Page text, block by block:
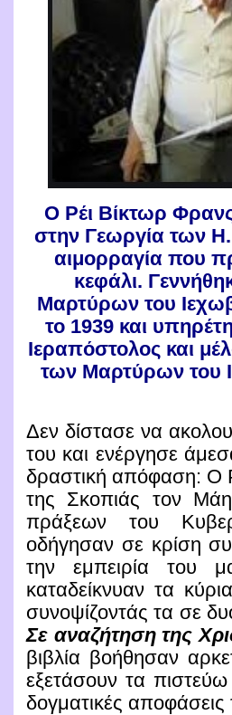
Ο Ρέι Βίκτωρ
στην Γεωργία των
αιμορραγία που
κεφάλι.
Μαρτύρων του
το 1939 και
Ιεραπόστολος και
των Μαρτύρων του
Δεν δίστασε να
του και ενέργησε
δραστική απόφαση: Ο
της Σκοπιάς τον
πράξεων του
οδήγησαν σε κρίση
την εμπειρία του
καταδείκνυαν τα
συνοψίζοντάς τα σε
Σε αναζήτηση της
βιβλία βοήθησαν
εξετάσουν τα
δογματικές αποφάσεις